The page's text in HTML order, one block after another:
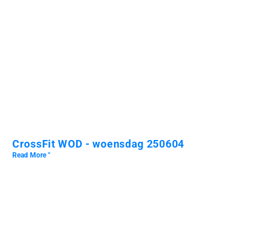
CrossFit WOD - woensdag 250604
Read More "